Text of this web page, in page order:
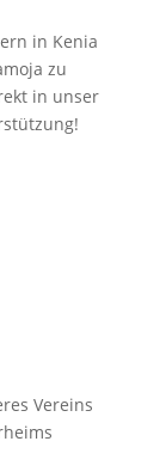
in Kenia
zu
in unser
Vereins